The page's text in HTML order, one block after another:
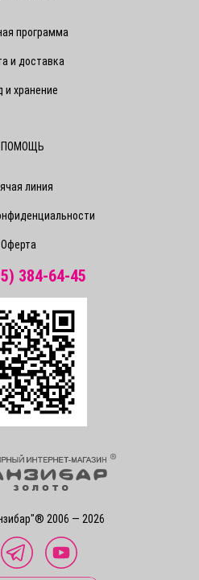
2006 — 2026
программа
и доставка
и хранение
ПОМОЩЬ
линия
Оферта
384-64-45